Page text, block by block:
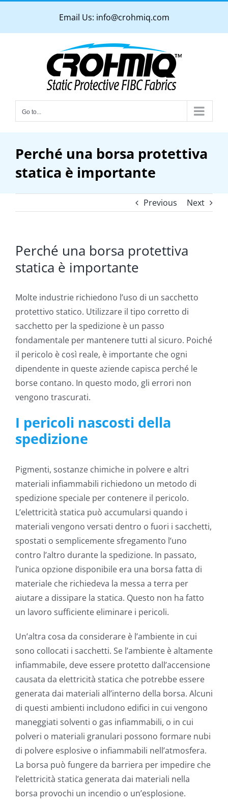
content
Email Us: info@crohmiq.com
Go to...
Perché una borsa protettiva
statica è importante
Previous Next
Perché una borsa protettiva
statica è importante
Molte industrie richiedono l’uso di un sacchetto
protettivo statico. Utilizzare il tipo corretto di
sacchetto per la spedizione è un passo
fondamentale per mantenere tutti al sicuro. Poiché
il pericolo è così reale, è importante che ogni
dipendente in queste aziende capisca perché le
borse contano. In questo modo, gli errori non
vengono trascurati.
I pericoli nascosti della
spedizione
Pigmenti, sostanze chimiche in polvere e altri
materiali infiammabili richiedono un metodo di
spedizione speciale per contenere il pericolo.
L’elettricità statica può accumularsi quando i
materiali vengono versati dentro o fuori i sacchetti,
spostati o semplicemente sfregamento l’uno
contro l’altro durante la spedizione. In passato,
l’unica opzione disponibile era una borsa fatta di
materiale che richiedeva la messa a terra per
aiutare a dissipare la statica. Questo non ha fatto
un lavoro sufficiente eliminare i pericoli.
Un’altra cosa da considerare è l’ambiente in cui
sono collocati i sacchetti. Se l’ambiente è altamente
infiammabile, deve essere protetto dall’accensione
causata da elettricità statica che potrebbe essere
generata dai materiali all’interno della borsa. Alcuni
di questi ambienti includono edifici in cui vengono
maneggiati solventi o gas infiammabili, o in cui
polveri o materiali granulari possono formare nubi
di polvere esplosive o infiammabili nell’atmosfera.
La borsa può fungere da barriera per impedire che
l’elettricità statica generata dai materiali nella
borsa provochi un incendio o un’esplosione.